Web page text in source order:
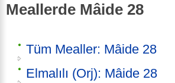
Meallerde Mâide 28
Tüm Mealler: Mâide 28
Elmalılı (Orj): Mâide 28